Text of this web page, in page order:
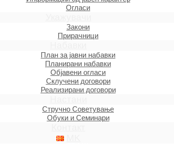
Огласи
Закони
Прирачници
План за јавни набавки
Планирани набавки
Објавени огласи
Склучени договори
Реализирани договори
Стручно Советување
Обуки и Семинари